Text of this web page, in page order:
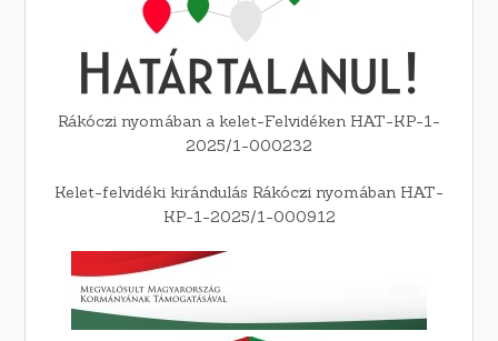
Rákóczi nyomában a kelet-Felvidéken HAT-KP-1-
2025/1-000232
Kelet-felvidéki kirándulás Rákóczi nyomában HAT-
KP-1-2025/1-000912